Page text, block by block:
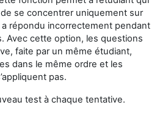
se concentrer uniquement sur
répondu incorrectement pendant
Avec cette option, les questions
faite par un même étudiant,
dans le même ordre et les
pas.
test à chaque tentative.